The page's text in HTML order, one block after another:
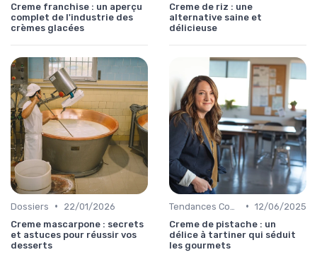
Creme franchise : un aperçu
complet de l'industrie des
crèmes glacées
Creme de riz : une
alternative saine et
délicieuse
Dossiers •
22/01/2026
Creme mascarpone : secrets
et astuces pour réussir vos
desserts
• 12/06/2025
Creme de pistache : un
délice à tartiner qui séduit
les gourmets